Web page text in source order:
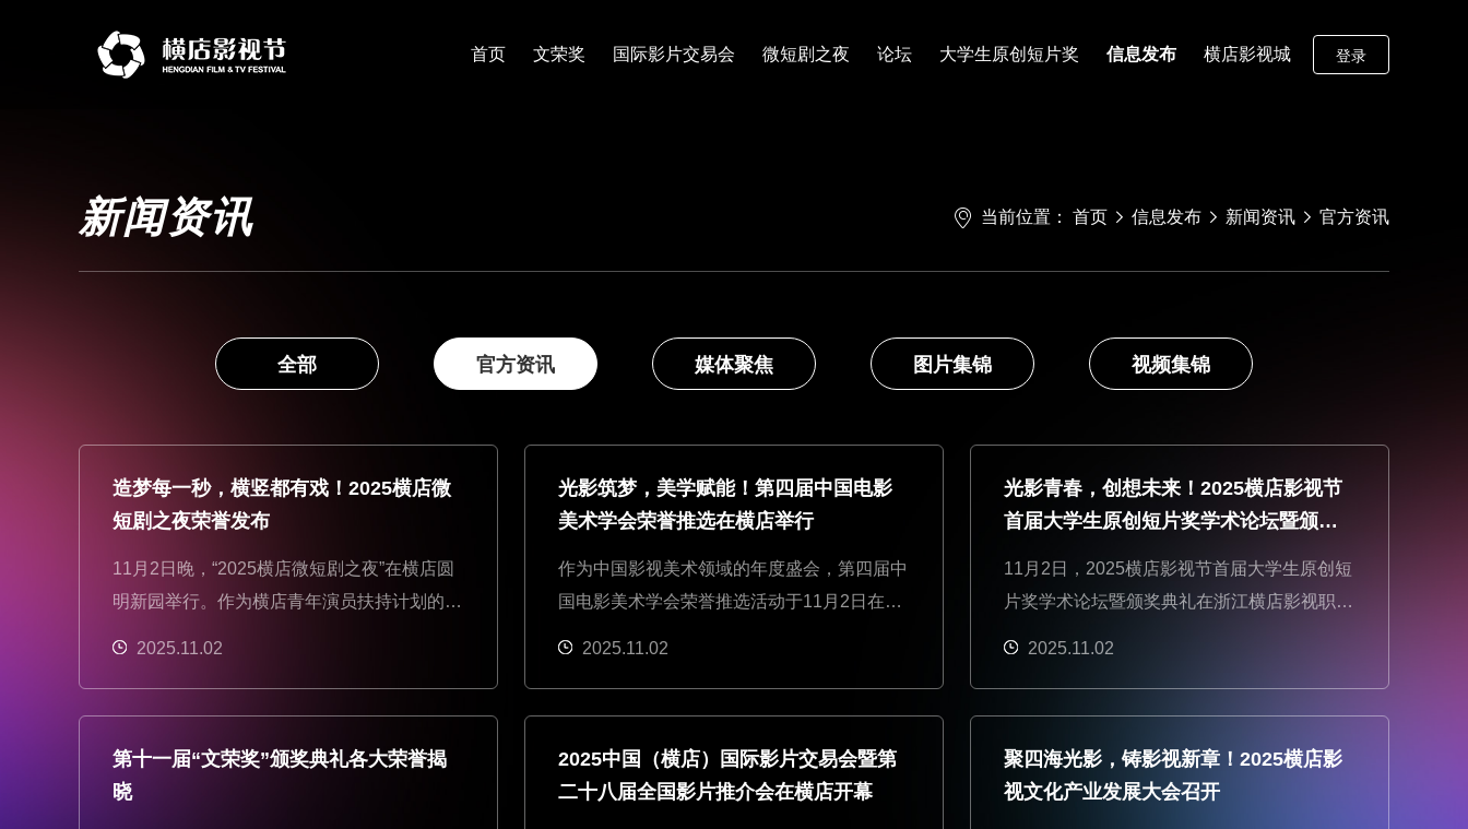
首页 文荣奖 国际影片交易会 微短剧之夜 论坛 大学生原创短片奖 信息发布 横店影视城 登录
新闻资讯 当前位置： 首页 信息发布 新闻资讯 官方资讯
全部 官方资讯 媒体聚焦 图片集锦 视频集锦
造梦每一秒，横竖都有戏！2025横店微
短剧之夜荣誉发布
11月2日晚，“2025横店微短剧之夜”在横店圆
明新园举行。作为横店青年演员扶持计划的重
2025.11.02
光影筑梦，美学赋能！第四届中国电影
美术学会荣誉推选在横店举行
作为中国影视美术领域的年度盛会，第四届中
国电影美术学会荣誉推选活动于11月2日在横
2025.11.02
光影青春，创想未来！2025横店影视节
首届大学生原创短片奖学术论坛暨颁奖
11月2日，2025横店影视节首届大学生原创短
片奖学术论坛暨颁奖典礼在浙江横店影视职业
2025.11.02
第十一届“文荣奖”颁奖典礼各大荣誉揭
晓
2025中国（横店）国际影片交易会暨第
二十八届全国影片推介会在横店开幕
聚四海光影，铸影视新章！2025横店影
视文化产业发展大会召开